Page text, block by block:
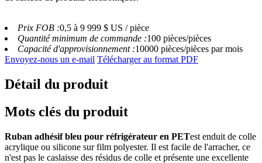
Prix ​​FOB :0,5 à 9 999 $ US / pièce
Quantité minimum de commande :100 pièces/pièces
Capacité d'approvisionnement :10000 pièces/pièces par mois
Envoyez-nous un e-mail Télécharger au format PDF
Détail du produit
Mots clés du produit
Ruban adhésif bleu pour réfrigérateur en PETest enduit de colle
acrylique ou silicone sur film polyester. Il est facile de l'arracher, ce
n'est pas le caslaisse des résidus de colle et présente une excellente